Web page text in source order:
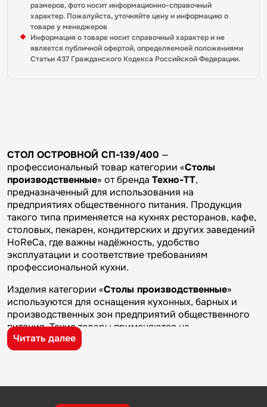
размеров, фото носит информационно-справочный
характер. Пожалуйста, уточняйте цену и информацию о
товаре у менеджеров
Информация о товаре носит справочный характер и не
является публичной офертой, определяемоей положениями
Статьи 437 Гражданского Кодекса Российской Федерации.
СТОЛ ОСТРОВНОЙ СП-139/400 —
профессиональный товар категории «Столы
производственные» от бренда Техно-ТТ,
предназначенный для использования на
предприятиях общественного питания. Продукция
такого типа применяется на кухнях ресторанов, кафе,
столовых, пекарен, кондитерских и других заведений
HoReCa, где важны надёжность, удобство
эксплуатации и соответствие требованиям
профессиональной кухни.
Изделия категории «Столы производственные»
используются для оснащения кухонных, барных и
производственных зон предприятий общественного
питания. Такие товары применяются на
профессиональных кухнях ресторанов и кафе, в
столовых, пекарнях, кондитерских и на пищевых
работы.
Читать далее